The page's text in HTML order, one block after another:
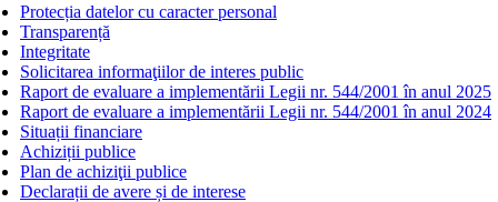
Protecția datelor cu caracter personal
Transparență
Integritate
Solicitarea informaţiilor de interes public
Raport de evaluare a implementării Legii nr. 544/2001 în anul 2025
Raport de evaluare a implementării Legii nr. 544/2001 în anul 2024
Situații financiare
Achiziții publice
Plan de achiziţii publice
Declarații de avere și de interese